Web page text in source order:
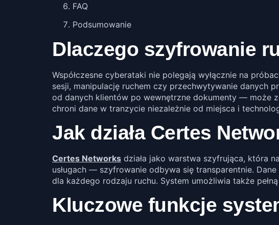
FAQ
Podsumowanie
Dlaczego szyfrowanie
Współczesne cyberataki nie polegają wyłącznie na
sesji, manipulację ruchem czy przechwytywanie danych
od danych klientów po wewnętrzne dokumenty — może
chroni dane w tranzycie niezależnie od miejsca i
Jak działa Certes
Certes Networks działa jako warstwa szyfrująca, która
usługach — szyfrowanie odbywa się transparentnie.
dla każdego rodzaju ruchu. System umożliwia także
Kluczowe funkcje